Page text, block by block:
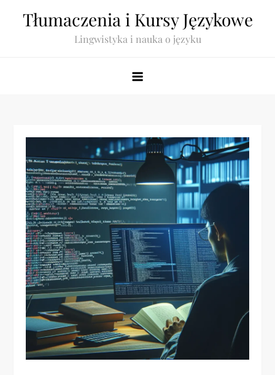
Tłumaczenia i Kursy Językowe
Lingwistyka i nauka o języku